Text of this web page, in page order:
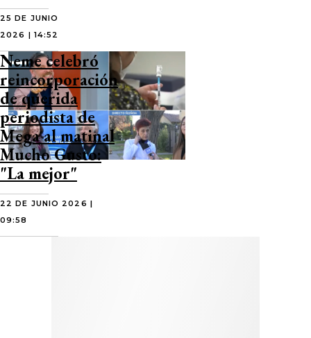
25 DE JUNIO
2026 | 14:52
Neme celebró
reincorporación
de querida
periodista de
Mega al matinal
Mucho Gusto:
"La mejor"
22 DE JUNIO 2026 |
09:58